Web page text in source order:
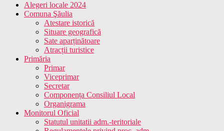
Alegeri locale 2024
Comuna Şăulia
Atestare istorică
Situare geografică
Sate aparținătoare
Atracții turistice
Primăria
Primar
Viceprimar
Secretar
Componența Consiliul Local
Organigrama
Monitorul Oficial
Statutul unitatii adm.-teritoriale